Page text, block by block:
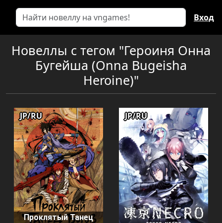
Вход
Новеллы с тегом "Героиня Онна
Бугейша (Onna Bugeisha
Heroine)"
Проклятый Танец
JP/RU JP/RU